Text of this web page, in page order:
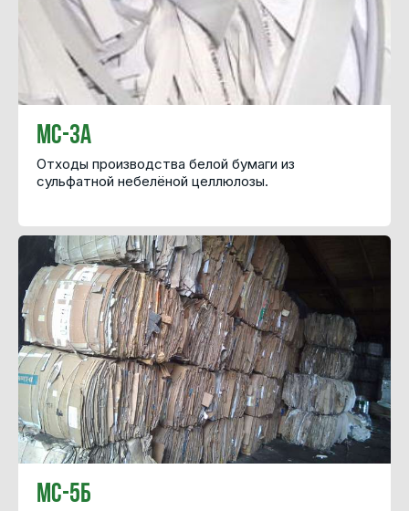
МС-3А
Отходы производства белой бумаги из
сульфатной небелёной целлюлозы.
МС-5Б